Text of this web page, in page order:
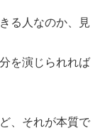
る人なのか、見
を演じられれば
、それが本質で